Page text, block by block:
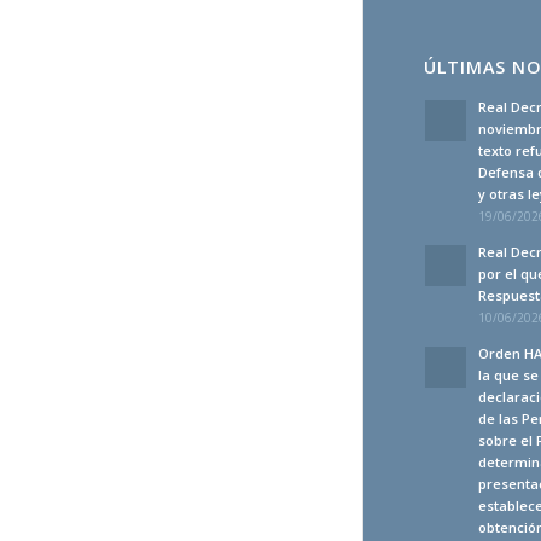
ÚLTIMAS
Real
texto
Defensa
y otras
19/06/
Real
por el
10/06/
Orden
la que
de las
sobre el